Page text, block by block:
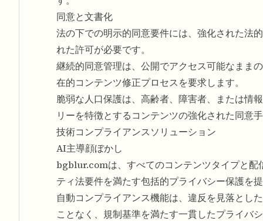
同意と文書化
法の下での明示的同意要件には、強化された法
れた許可が必要です。
継続的同意管理は、公開でアクセス可能なまま
在的コンテンツ修正プロセスを要求します。
脆弱な人口保護は、高齢者、障害者、または情
リーを特徴とするコンテンツの強化された同意
技術コンプライアンスソリューション
AI主導顔ぼかし
bgblur.comは、すべてのコンテンツタイプと配
ティ法要件を満たす包括的プライバシー保護を
自動コンプライアンス機能は、違反を見落とし
ことなく、規制基準を満たす一貫したプライバ